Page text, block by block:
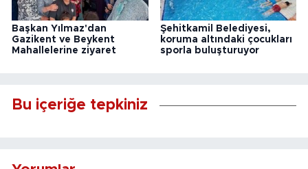
Başkan Yılmaz'dan
Gazikent ve Beykent
Mahallelerine ziyaret
Şehitkamil Belediyesi,
koruma altındaki çocukları
sporla buluşturuyor
Bu içeriğe tepkiniz